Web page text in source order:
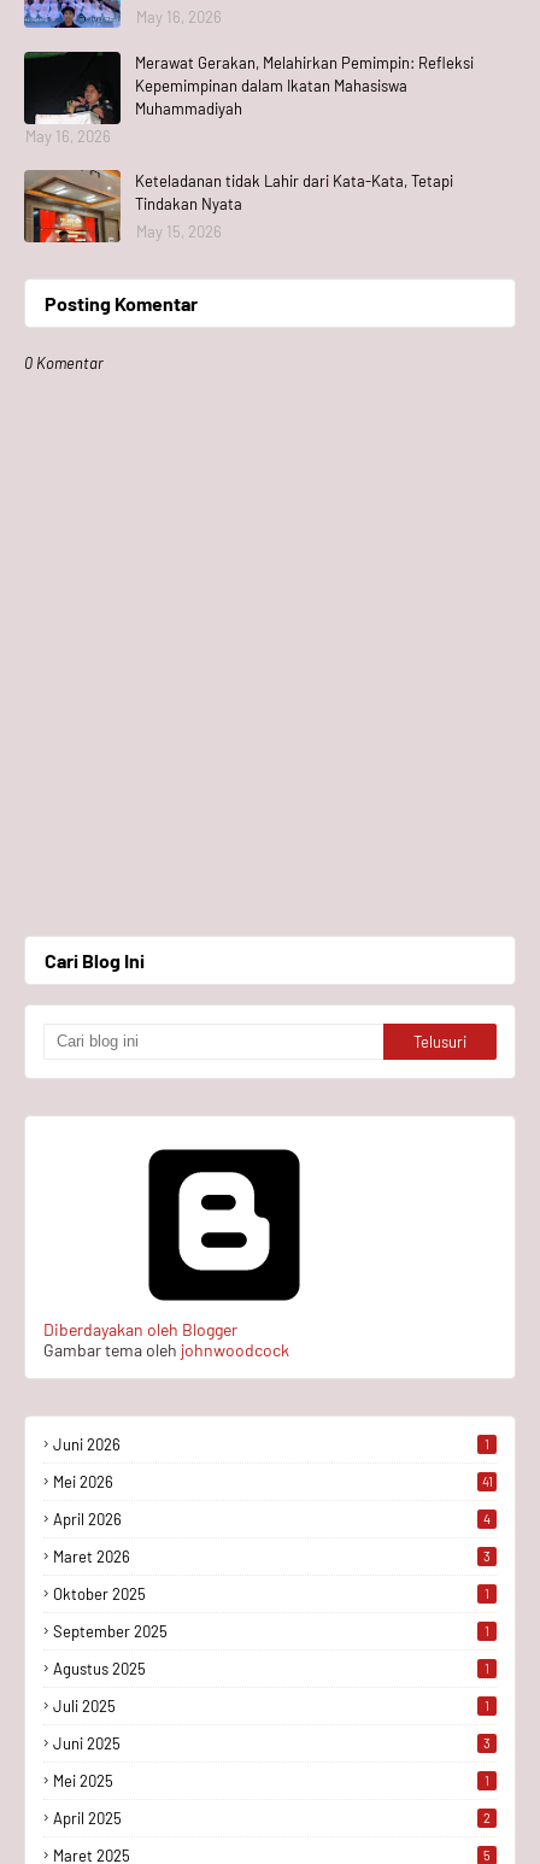
May 16, 2026
Merawat Gerakan, Melahirkan Pemimpin: Refleksi
Kepemimpinan dalam Ikatan Mahasiswa
Muhammadiyah
May 16, 2026
Keteladanan tidak Lahir dari Kata-Kata, Tetapi
Tindakan Nyata
May 15, 2026
Posting Komentar
0 Komentar
Cari Blog Ini
Diberdayakan oleh Blogger
Gambar tema oleh johnwoodcock
Juni 2026 1
Mei 2026 41
April 2026 4
Maret 2026 3
Oktober 2025 1
September 2025 1
Agustus 2025 1
Juli 2025 1
Juni 2025 3
Mei 2025 1
April 2025 2
Maret 2025 5